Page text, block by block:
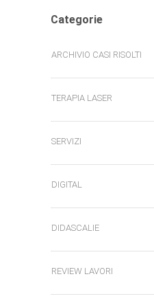
Categorie
ARCHIVIO CASI RISOLTI
TERAPIA LASER
SERVIZI
DIGITAL
DIDASCALIE
REVIEW LAVORI